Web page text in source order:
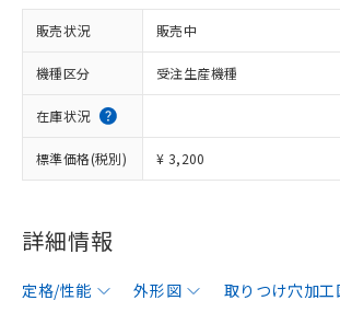
販売状況 販売中
機種区分 受注生産機種
在庫状況
標準価格(税別) ¥ 3,200
詳細情報
定格/性能 外形図 取りつけ穴加工